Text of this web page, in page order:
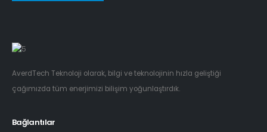
AverdTech Teknoloji olarak, bilgi ve teknolojinin hızla geliştiği
çağımızda tüm enerjimizi bilişim yoğunlaştırdık.
Bağlantılar